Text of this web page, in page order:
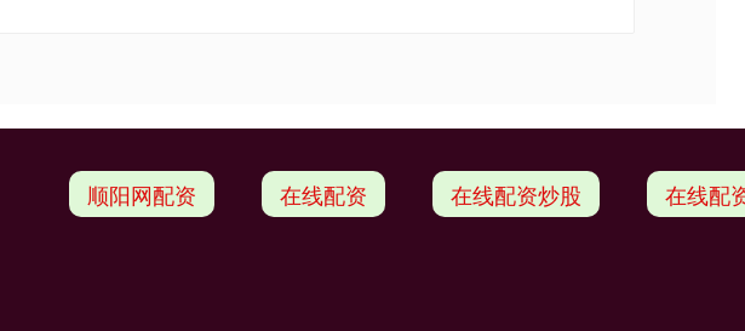
顺阳网配资 在线配资 在线配资炒股 在线配